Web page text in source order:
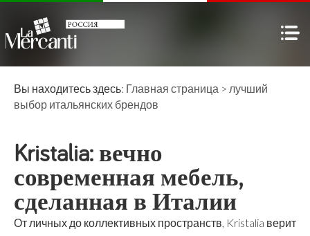
Вы находитесь здесь: Главная страница > лучший
выбор итальянских брендов
Kristalia: вечно
современная мебель,
сделанная в Италии
От личных до коллективных пространств, Kristalia верит